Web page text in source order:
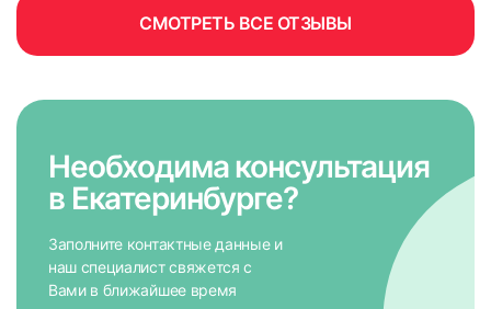
СМОТРЕТЬ ВСЕ ОТЗЫВЫ
Необходима консультация
в Екатеринбурге?
Заполните контактные данные и
наш специалист свяжется с
Вами в ближайшее время